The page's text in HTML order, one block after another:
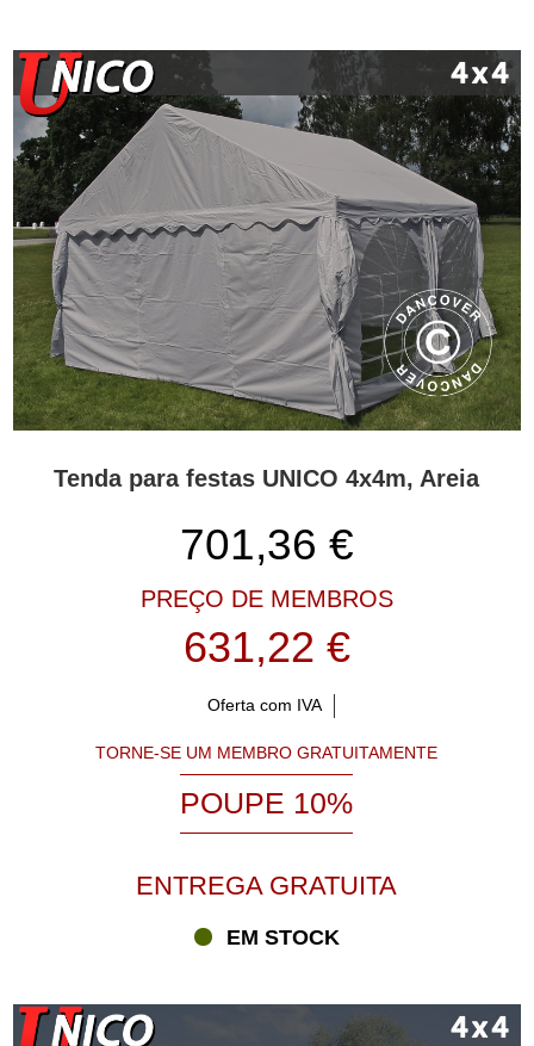
Tenda para festas UNICO 4x4m, Areia
701,36 €
PREÇO DE MEMBROS
631,22 €
Oferta com IVA
TORNE-SE UM MEMBRO GRATUITAMENTE
POUPE 10%
ENTREGA GRATUITA
EM STOCK